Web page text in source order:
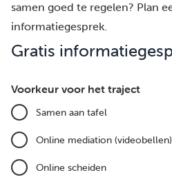
samen goed te regelen? Plan
informatiegesprek.
Gratis
Voorkeur voor het traject
Samen aan tafel
Online mediation (videobellen)
Online scheiden